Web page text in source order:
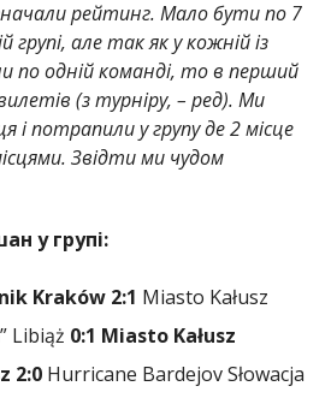
рейтинг. Мало бути по 7
групі, але так як у кожній із
по одній команді, то в перший
(з турніру, – ред). Ми
і потрапили у групу де 2 місце
Звідти ми чудом
у групі:
Kraków 2:1 Miasto Kałusz
Libiąż 0:1 Miasto Kałusz
2:0Hurricane Bardejov Słowacja